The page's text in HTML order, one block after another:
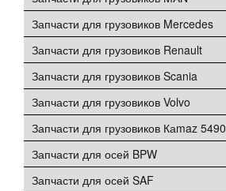
Запчасти для грузовиков Mercedes
Запчасти для грузовиков Renault
Запчасти для грузовиков Scania
Запчасти для грузовиков Volvo
Запчасти для грузовиков Каmaz 5490
Запчасти для осей BPW
Запчасти для осей SAF